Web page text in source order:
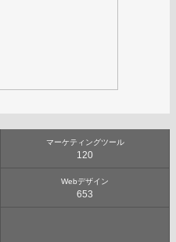
マーケティングツール
120
Webデザイン
653